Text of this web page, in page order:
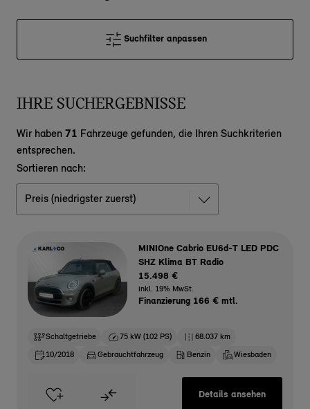
Suchfilter anpassen
IHRE SUCHERGEBNISSE
Wir haben 71 Fahrzeuge gefunden, die Ihren Suchkriterien
entsprechen.
Sortieren nach:
MINIOne Cabrio EU6d-T LED PDC
SHZ Klima BT Radio
15.498 €
inkl. 19% MwSt.
Finanzierung 166 € mtl.
Schaltgetriebe 75 kW (102 PS) 68.037 km
10/2018 Gebrauchtfahrzeug Benzin Wiesbaden
Details ansehen